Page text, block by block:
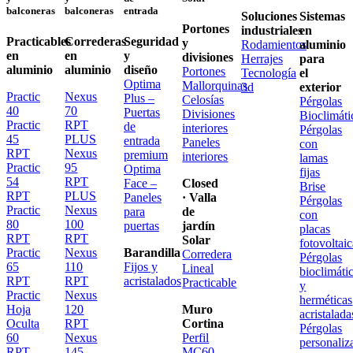
balconeras
Practicables
en
aluminio
Practic
40
Practic
45
RPT
Practic
54
RPT
Practic
80
RPT
Practic
65
RPT
Practic
Hoja
Oculta
60
balconeras
Correderas
en
aluminio
Nexus
70
RPT
PLUS
Nexus
95
RPT
PLUS
Nexus
100
RPT
Nexus
110
RPT
Nexus
120
RPT
Nexus
entrada
Seguridad
y
diseño
Optima
Plus –
Puertas
de
entrada
premium
Optima
Face –
Paneles
para
puertas
Barandilla
Fijos y
acristalados
Portones
y
divisiones
Portones
Mallorquinas
Celosías
Divisiones
interiores
Paneles
interiores
Closed
· Valla
de
jardín
Solar
Corredera
Lineal
Practicable
Muro
Cortina
Perfil
Soluciones
industriales
Rodamientos
Herrajes
Tecnología
3d
Sistemas
en
aluminio
para
el
exterior
Pérgolas
Pérgolas
con
lamas
fijas
Brise
Pérgolas
con
placas
Pérgolas
y
herméticas
Pérgolas